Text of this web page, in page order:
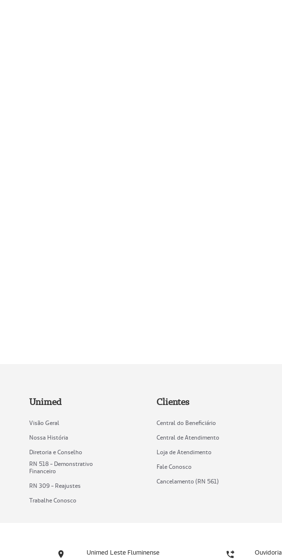
Unimed
Visão Geral
Nossa História
Diretoria e Conselho
RN 518 - Demonstrativo
Financeiro
RN 309 - Reajustes
Trabalhe Conosco
Clientes
Central do Beneficiário
Central de Atendimento
Loja de Atendimento
Fale Conosco
Cancelamento (RN 561)
Unimed Leste Fluminense Ouvidoria